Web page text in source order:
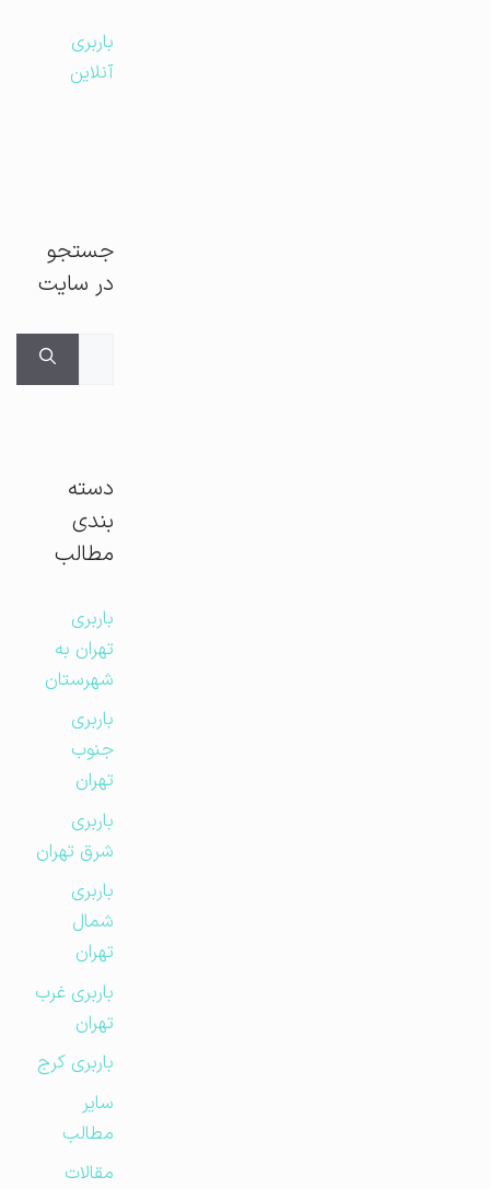
باربری
آنلاین
جستجو
در سایت
دسته
بندی
مطالب
باربری
تهران به
شهرستان
باربری
جنوب
تهران
باربری
شرق تهران
باربری
شمال
تهران
باربری غرب
تهران
باربری کرج
مطالب
مقالات